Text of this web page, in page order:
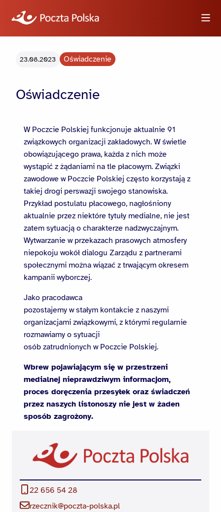
Wyszukiwarka
Informacje
Wideo
Logotypy i zdjęcia
Dla dziennikarzy
23.08.2023 Oświadczenie
Oświadczenie
W Poczcie Polskiej funkcjonuje aktualnie 91
związkowych organizacji zakładowych. W świetle
obowiązującego prawa, każda z nich może
wystąpić z żądaniami na tle płacowym. Związki
zawodowe w Poczcie Polskiej często korzystają z
takiej drogi perswazji swojego stanowiska.
Przykład postulatu płacowego, nagłośniony
aktualnie przez niektóre tytuły medialne, nie jest
zatem sytuacją o charakterze nadzwyczajnym.
Wytwarzanie w przekazach prasowych atmosfery
niepokoju wokół dialogu Zarządu z partnerami
społecznymi można wiązać z trwającym okresem
kampanii wyborczej.
Jako pracodawca
pozostajemy w stałym kontakcie z naszymi
organizacjami związkowymi, z którymi regularnie
rozmawiamy o sytuacji
osób zatrudnionych w Poczcie Polskiej.
Wbrew pojawiającym się w przestrzeni
medialnej nieprawdziwym informacjom,
proces doręczenia przesyłek oraz świadczeń
przez naszych listonoszy nie jest w żaden
sposób zagrożony.
22 656 54 28
rzecznik@poczta-polska.pl